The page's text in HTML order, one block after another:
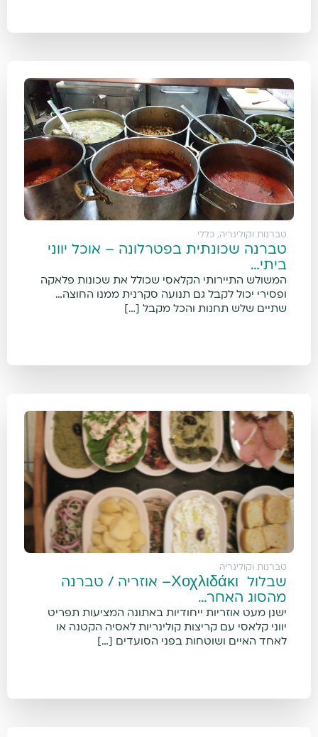
טברנות וקולינריה, כללי
טברנה שכונתית בפטרלונה – אוכל יווני
ביתי…
המשולש התיירותי הקלאסי שכולל את שכונות פלאקה
ופסירי יכול לקבל גם תנועה סקרנית ממנו החוצה…
שתיים שלש תחנות והכל מקבל […]
טברנות וקולינריה
שבלול Χοχλιδάκι– אוזריה / טברנה
מהסוג האחר…
ישנן מעט אוזריות ייחודיות באתונה המציעות תפריט
יווני קלאסי עם קריצות קולינריות לאסיה הקטנה או
לאחד האיים ושוטחות בפני הסועדים […]